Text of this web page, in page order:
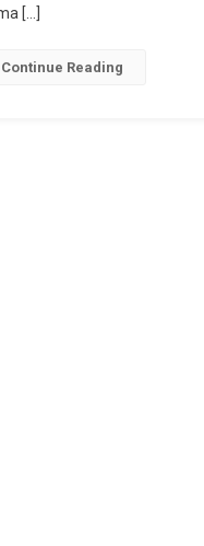
[…]
Continue Reading